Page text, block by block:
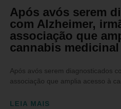
Após avós serem
com Alzheimer,
associação que
cannabis medicinal
Após avós serem diagnosticados
associação que amplia acesso à
LEIA MAIS